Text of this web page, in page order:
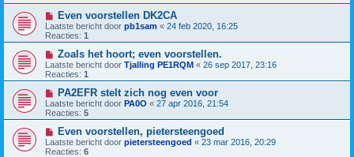
Even voorstellen DK2CA
Laatste bericht door pb1sam « 24 feb 2020, 16:25
Reacties: 1
Zoals het hoort; even voorstellen.
Laatste bericht door Tjalling PE1RQM « 26 sep 2017, 23:16
Reacties: 1
PA2EFR stelt zich nog even voor
Laatste bericht door PA0O « 27 apr 2016, 21:54
Reacties: 5
Even voorstellen, pietersteengoed
Laatste bericht door pietersteengoed « 23 mar 2016, 20:29
Reacties: 6